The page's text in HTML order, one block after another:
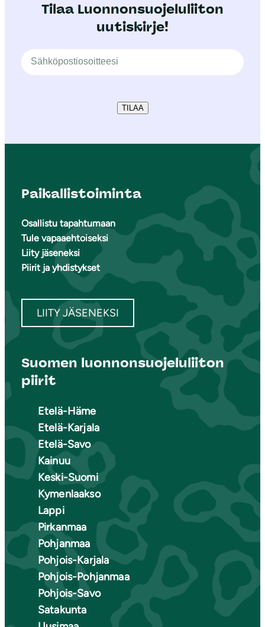
Tilaa Luonnonsuojeluliiton
uutiskirje!
TILAA
Paikallistoiminta
Osallistu tapahtumaan
Tule vapaaehtoiseksi
Liity jäseneksi
Piirit ja yhdistykset
LIITY JÄSENEKSI
Suomen luonnonsuojeluliiton
piirit
Etelä-Häme
Etelä-Karjala
Etelä-Savo
Kainuu
Keski-Suomi
Kymenlaakso
Lappi
Pirkanmaa
Pohjanmaa
Pohjois-Karjala
Pohjois-Pohjanmaa
Pohjois-Savo
Satakunta